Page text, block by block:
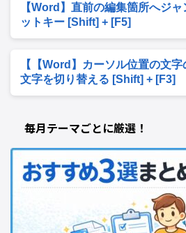
【Word】直前の編集箇所へジ
ットキー [Shift] + [F5]
【【Word】カーソル位置の文
文字を切り替える [Shift] + [F3]
毎月テーマごとに厳選！